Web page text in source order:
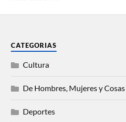
CATEGORIAS
Cultura
De Hombres, Mujeres y Cosas
Deportes